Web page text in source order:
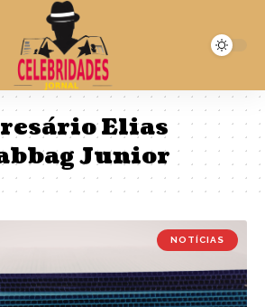
Elias
Junior
NOTÍCIAS